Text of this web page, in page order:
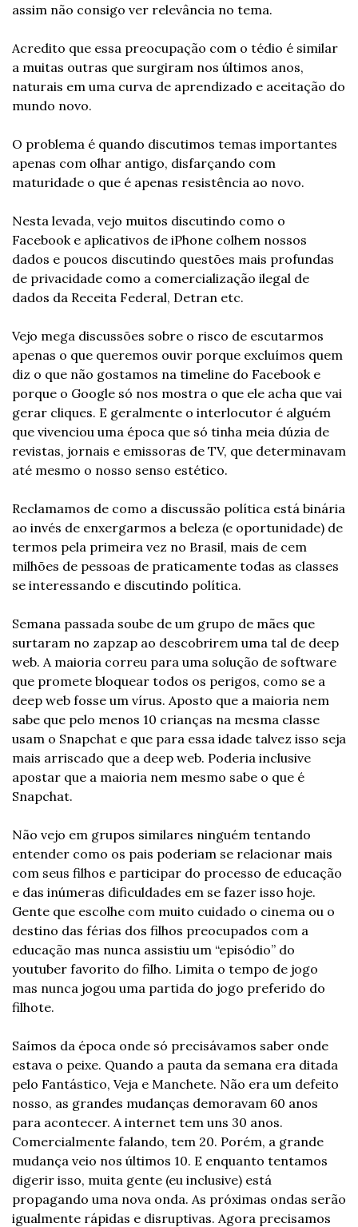
assim não consigo ver relevância no tema.
Acredito que essa preocupação com o tédio é similar
a muitas outras que surgiram nos últimos anos,
naturais em uma curva de aprendizado e aceitação do
mundo novo.
O problema é quando discutimos temas importantes
apenas com olhar antigo, disfarçando com
maturidade o que é apenas resistência ao novo.
Nesta levada, vejo muitos discutindo como o
Facebook e aplicativos de iPhone colhem nossos
dados e poucos discutindo questões mais profundas
de privacidade como a comercialização ilegal de
dados da Receita Federal, Detran etc.
Vejo mega discussões sobre o risco de escutarmos
apenas o que queremos ouvir porque excluímos quem
diz o que não gostamos na timeline do Facebook e
porque o Google só nos mostra o que ele acha que vai
gerar cliques. E geralmente o interlocutor é alguém
que vivenciou uma época que só tinha meia dúzia de
revistas, jornais e emissoras de TV, que determinavam
até mesmo o nosso senso estético.
Reclamamos de como a discussão política está binária
ao invés de enxergarmos a beleza (e oportunidade) de
termos pela primeira vez no Brasil, mais de cem
milhões de pessoas de praticamente todas as classes
se interessando e discutindo política.
Semana passada soube de um grupo de mães que
surtaram no zapzap ao descobrirem uma tal de deep
web. A maioria correu para uma solução de software
que promete bloquear todos os perigos, como se a
deep web fosse um vírus. Aposto que a maioria nem
sabe que pelo menos 10 crianças na mesma classe
usam o Snapchat e que para essa idade talvez isso seja
mais arriscado que a deep web. Poderia inclusive
apostar que a maioria nem mesmo sabe o que é
Snapchat.
Não vejo em grupos similares ninguém tentando
entender como os pais poderiam se relacionar mais
com seus filhos e participar do processo de educação
e das inúmeras dificuldades em se fazer isso hoje.
Gente que escolhe com muito cuidado o cinema ou o
destino das férias dos filhos preocupados com a
educação mas nunca assistiu um “episódio” do
youtuber favorito do filho. Limita o tempo de jogo
mas nunca jogou uma partida do jogo preferido do
filhote.
Saímos da época onde só precisávamos saber onde
estava o peixe. Quando a pauta da semana era ditada
pelo Fantástico, Veja e Manchete. Não era um defeito
nosso, as grandes mudanças demoravam 60 anos
para acontecer. A internet tem uns 30 anos.
Comercialmente falando, tem 20. Porém, a grande
mudança veio nos últimos 10. E enquanto tentamos
digerir isso, muita gente (eu inclusive) está
propagando uma nova onda. As próximas ondas serão
igualmente rápidas e disruptivas. Agora precisamos